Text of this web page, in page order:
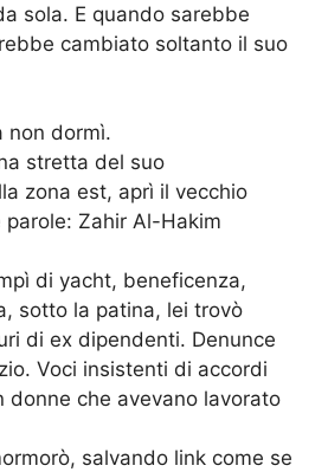
sola. E quando sarebbe
cambiato soltanto il suo
non dormì.
stretta del suo
zona est, aprì il vecchio
Zahir Al-Hakim
di yacht, beneficenza,
sotto la patina, lei trovò
di ex dipendenti. Denunce
Voci insistenti di accordi
donne che avevano lavorato
salvando link come se